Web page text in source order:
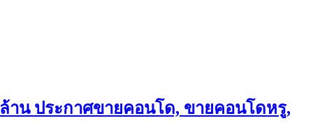
าน ประกาศขายคอนโด, ขายคอนโดหรู,